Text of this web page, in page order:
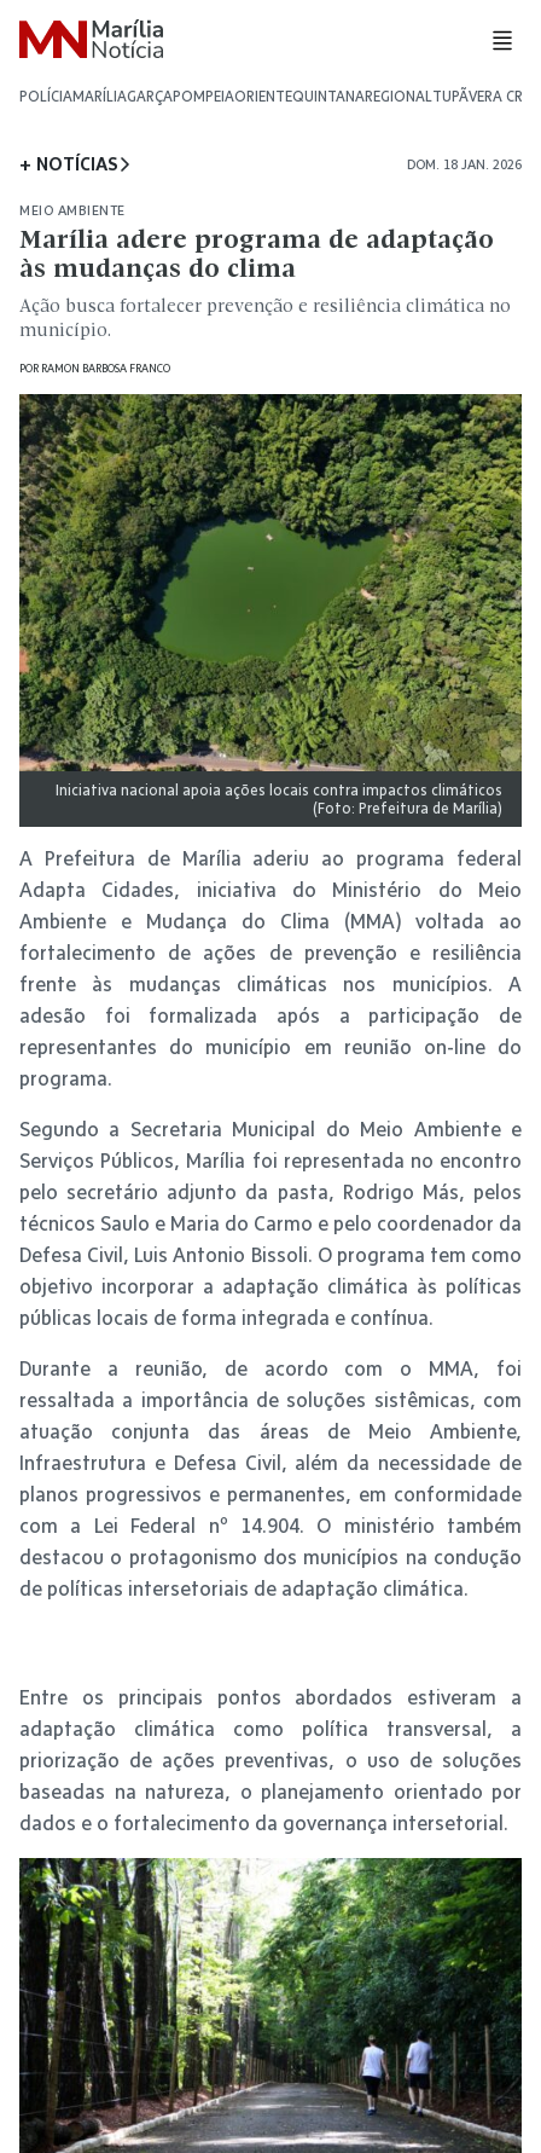
POLÍCIAMARÍLIAGARÇAPOMPEIAORIENTEQUINTANAREGIONALTUPÃVERA CRUZ
+ NOTÍCIAS DOM. 18 JAN. 2026
MEIO AMBIENTE
Marília adere programa de adaptação
às mudanças do clima
Ação busca fortalecer prevenção e resiliência climática no
município.
POR RAMON BARBOSA FRANCO
Iniciativa nacional apoia ações locais contra impactos climáticos
(Foto: Prefeitura de Marília)
A Prefeitura de Marília aderiu ao programa federal
Adapta Cidades, iniciativa do Ministério do Meio
Ambiente e Mudança do Clima (MMA) voltada ao
fortalecimento de ações de prevenção e resiliência
frente às mudanças climáticas nos municípios. A
adesão foi formalizada após a participação de
representantes do município em reunião on-line do
programa.
Segundo a Secretaria Municipal do Meio Ambiente e
Serviços Públicos, Marília foi representada no encontro
pelo secretário adjunto da pasta, Rodrigo Más, pelos
técnicos Saulo e Maria do Carmo e pelo coordenador da
Defesa Civil, Luis Antonio Bissoli. O programa tem como
objetivo incorporar a adaptação climática às políticas
públicas locais de forma integrada e contínua.
Durante a reunião, de acordo com o MMA, foi
ressaltada a importância de soluções sistêmicas, com
atuação conjunta das áreas de Meio Ambiente,
Infraestrutura e Defesa Civil, além da necessidade de
planos progressivos e permanentes, em conformidade
com a Lei Federal nº 14.904. O ministério também
destacou o protagonismo dos municípios na condução
de políticas intersetoriais de adaptação climática.
Entre os principais pontos abordados estiveram a
adaptação climática como política transversal, a
priorização de ações preventivas, o uso de soluções
baseadas na natureza, o planejamento orientado por
dados e o fortalecimento da governança intersetorial.